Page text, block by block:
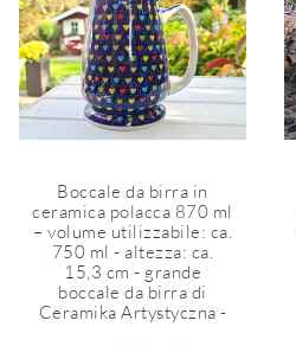
Boccale da birra in
ceramica polacca 870 ml
– volume utilizzabile: ca.
750 ml - altezza: ca.
15,3 cm - grande
boccale da birra di
Ceramika Artystyczna -